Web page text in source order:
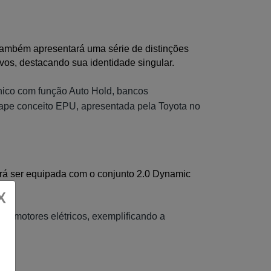
apresentará uma série de distinções
destacando sua identidade singular.
com função Auto Hold, bancos
conceito EPU, apresentada pela Toyota no
ser equipada com o conjunto 2.0 Dynamic
motores elétricos, exemplificando a